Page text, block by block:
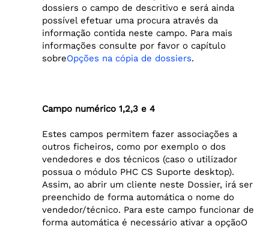
dossiers o campo de descritivo e será ainda
possível efetuar uma procura através da
informação contida neste campo. Para mais
informações consulte por favor o capítulo
sobreOpções na cópia de dossiers.
Campo numérico 1,2,3 e 4
Estes campos permitem fazer associações a
outros ficheiros, como por exemplo o dos
vendedores e dos técnicos (caso o utilizador
possua o módulo PHC CS Suporte desktop).
Assim, ao abrir um cliente neste Dossier, irá ser
preenchido de forma automática o nome do
vendedor/técnico. Para este campo funcionar de
forma automática é necessário ativar a opçãoO